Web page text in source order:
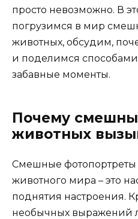
просто невозможно. В
погрузимся в мир
животных, обсудим,
и поделимся способами,
забавные моменты.
Почему
животных
Смешные
животного мира – это
поднятия настроения.
необычных выражений